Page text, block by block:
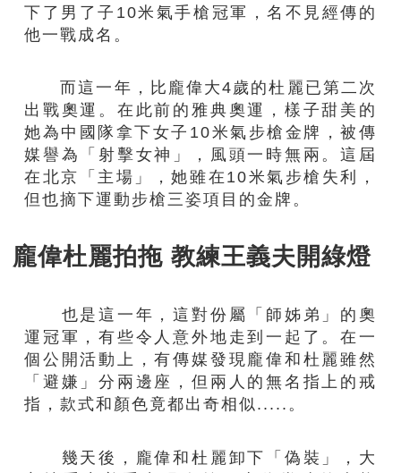
下了男了子10米氣手槍冠軍，名不見經傳的
他一戰成名。
而這一年，比龐偉大4歲的杜麗已第二次
出戰奧運。在此前的雅典奧運，樣子甜美的
她為中國隊拿下女子10米氣步槍金牌，被傳
媒譽為「射擊女神」，風頭一時無兩。這屆
在北京「主場」，她雖在10米氣步槍失利，
但也摘下運動步槍三姿項目的金牌。
龐偉杜麗拍拖 教練王義夫開綠燈
也是這一年，這對份屬「師姊弟」的奧
運冠軍，有些令人意外地走到一起了。在一
個公開活動上，有傳媒發現龐偉和杜麗雖然
「避嫌」分兩邊座，但兩人的無名指上的戒
指，款式和顏色竟都出奇相似.....。
幾天後，龐偉和杜麗卸下「偽裝」，大